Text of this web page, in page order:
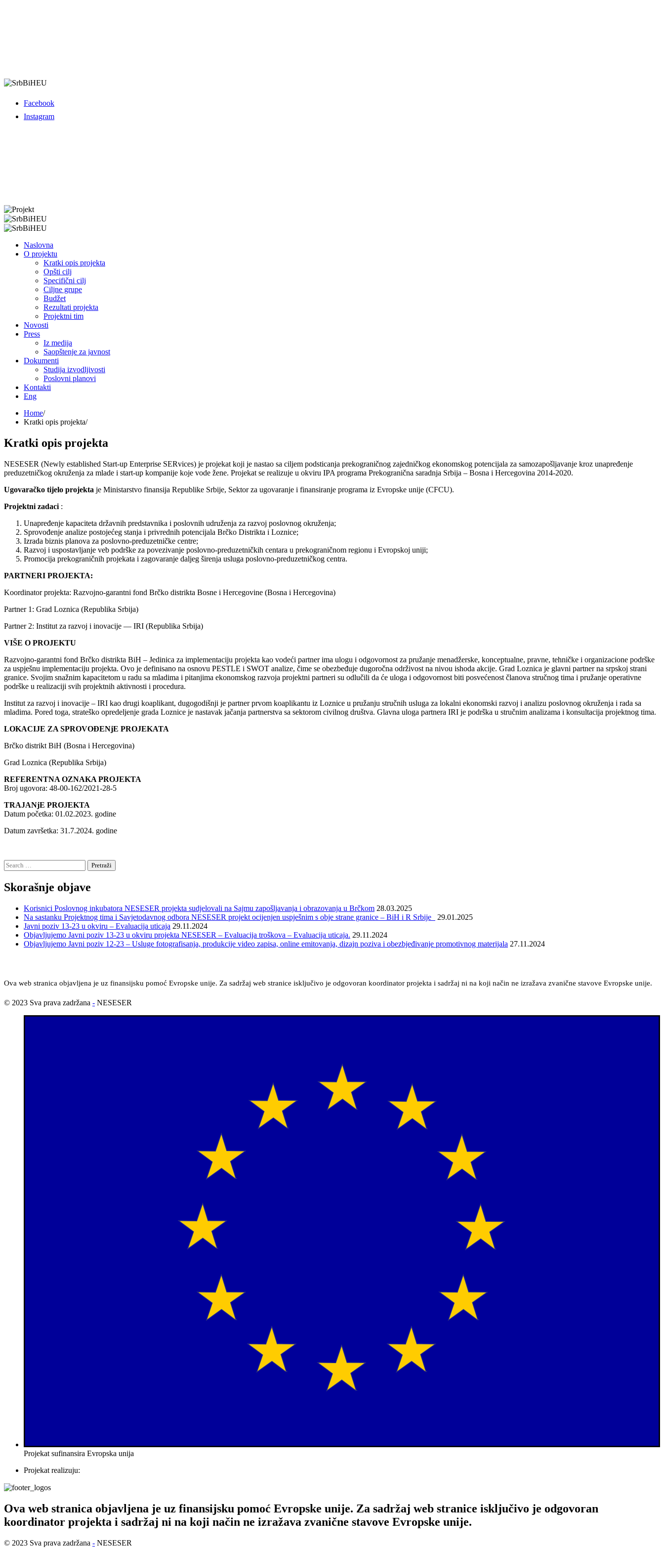
Facebook
Instagram
Menu
Naslovna
O projektu
Kratki opis projekta
Opšti cilj
Specifični cilj
Ciljne grupe
Budžet
Rezultati projekta
Projektni tim
Novosti
Press
Iz medija
Saopštenje za javnost
Dokumenti
Studija izvodljivosti
Poslovni planovi
Kontakti
Eng
Skip
Home
Kratki opis projekta
Kratki opis projekta
NESESER (Newly established Start-up Enterprise SERvices) je projekat koji je nastao sa cilјem podsticanja prekograničnog zajedničkog ekonomskog potencijala za samozapošlјavanje kroz unapređenje
preduzetničkog okruženja za mlade i start-up kompanije koje vode žene. Projekat se realizuje u okviru IPA programa Prekogranična saradnja Srbija – Bosna i Hercegovina 2014-2020.
Ugovaračko tijelo projekta je Ministarstvo finansija Republike Srbije, Sektor za ugovaranje i finansiranje programa iz Evropske unije (CFCU).
Projektni zadaci :
Unapređenje kapaciteta državnih predstavnika i poslovnih udruženja za razvoj poslovnog okruženja;
Sprovođenje analize postojećeg stanja i privrednih potencijala Brčko Distrikta i Loznice;
Izrada biznis planova za poslovno-preduzetničke centre;
Razvoj i uspostavlјanje veb podrške za povezivanje poslovno-preduzetničkih centara u prekograničnom regionu i Evropskoj uniji;
Promocija prekograničnih projekata i zagovaranje dalјeg širenja usluga poslovno-preduzetničkog centra.
PARTNERI PROJEKTA:
Koordinator projekta: Razvojno-garantni fond Brčko distrikta Bosne i Hercegovine (Bosna i Hercegovina)
Partner 1: Grad Loznica (Republika Srbija)
Partner 2: Institut za razvoj i inovacije — IRI (Republika Srbija)
VIŠE O PROJEKTU
Razvojno-garantni fond Brčko distrikta BiH – Jedinica za implementaciju projekta kao vodeći partner ima ulogu i odgovornost za pružanje menadžerske, konceptualne, pravne, tehničke i organizacione podrške
za uspješnu implementaciju projekta. Ovo je definisano na osnovu PESTLE i SWOT analize, čime se obezbeđuje dugoročna održivost na nivou ishoda akcije. Grad Loznica je glavni partner na srpskoj strani
granice. Svojim snažnim kapacitetom u radu sa mladima i pitanjima ekonomskog razvoja projektni partneri su odlučili da će uloga i odgovornost biti posvećenost članova stručnog tima i pružanje operativne
podrške u realizaciji svih projektnih aktivnosti i procedura.
Institut za razvoj i inovacije – IRI kao drugi koaplikant, dugogodišnji je partner prvom koaplikantu iz Loznice u pružanju stručnih usluga za lokalni ekonomski razvoj i analizu poslovnog okruženja i rada sa
mladima. Pored toga, strateško opredeljenje grada Loznice je nastavak jačanja partnerstva sa sektorom civilnog društva. Glavna uloga partnera IRI je podrška u stručnim analizama i konsultacija projektnog tima.
LOKACIJE ZA SPROVOĐENjE PROJEKATA
Brčko distrikt BiH (Bosna i Hercegovina)
Grad Loznica (Republika Srbija)
REFERENTNA OZNAKA PROJEKTA
Broj ugovora: 48-00-162/2021-28-5
TRAJANjE PROJEKTA
Datum početka: 01.02.2023. godine
Datum završetka: 31.7.2024. godine
Search
for:
Skorašnje objave
Korisnici Poslovnog inkubatora NESESER projekta sudjelovali na Sajmu zapošljavanja i obrazovanja u Brčkom 28.03.2025
Na sastanku Projektnog tima i Savjetodavnog odbora NESESER projekt ocijenjen uspješnim s obje strane granice – BiH i R Srbije
29.01.2025
Javni poziv 13-23 u okviru – Evaluacija uticaja 29.11.2024
Objavljujemo Javni poziv 13-23 u okviru projekta NESESER – Evaluacija troškova – Evaluacija uticaja. 29.11.2024
Objavljujemo Javni poziv 12-23 – Usluge fotografisanja, produkcije video zapisa, online emitovanja, dizajn poziva i obezbjeđivanje promotivnog materijala 27.11.2024
Ova web stranica objavljena je uz finansijsku pomoć Evropske unije. Za sadržaj web stranice isključivo je odgovoran koordinator projekta i sadržaj ni na koji način ne izražava zvanične stavove Evropske unije.
© 2023 Sva prava zadržana - NESESER
Projekat sufinansira Evropska unija
Projekat realizuju:
Ova web stranica objavljena je uz finansijsku pomoć Evropske unije. Za sadržaj web stranice isključivo je odgovoran
koordinator projekta i sadržaj ni na koji način ne izražava zvanične stavove Evropske unije.
© 2023 Sva prava zadržana - NESESER